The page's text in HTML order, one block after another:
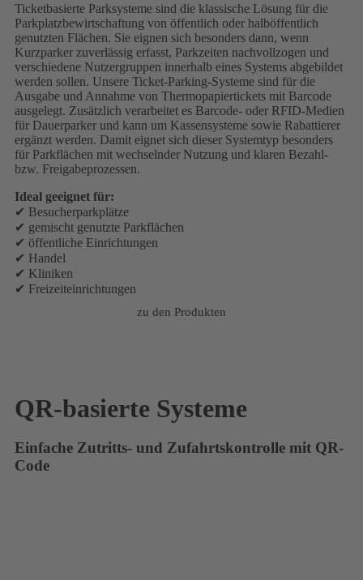
Ticketbasierte Parksysteme sind die klassische Lösung für die
Parkplatzbewirtschaftung von öffentlich oder halböffentlich
genutzten Flächen. Sie eignen sich besonders dann, wenn
Kurzparker zuverlässig erfasst, Parkzeiten nachvollzogen und
verschiedene Nutzergruppen innerhalb eines Systems abgebildet
werden sollen. Unsere Ticket-Parking-Systeme sind für die
Ausgabe und Annahme von Thermopapiertickets mit Barcode
ausgelegt. Zusätzlich verarbeitet es Barcode- oder RFID-Medien
für Dauerparker und kann um Kassensysteme sowie Rabattierer
ergänzt werden. Damit eignet sich dieser Systemtyp besonders
für Parkflächen mit wechselnder Nutzung und klaren Bezahl-
bzw. Freigabeprozessen.
Ideal geeignet für:
✔ Besucherparkplätze
✔ gemischt genutzte Parkflächen
✔ öffentliche Einrichtungen
✔ Handel
✔ Kliniken
✔ Freizeiteinrichtungen
zu den Produkten
QR-basierte Systeme
Einfache Zutritts- und Zufahrtskontrolle mit QR-
Code